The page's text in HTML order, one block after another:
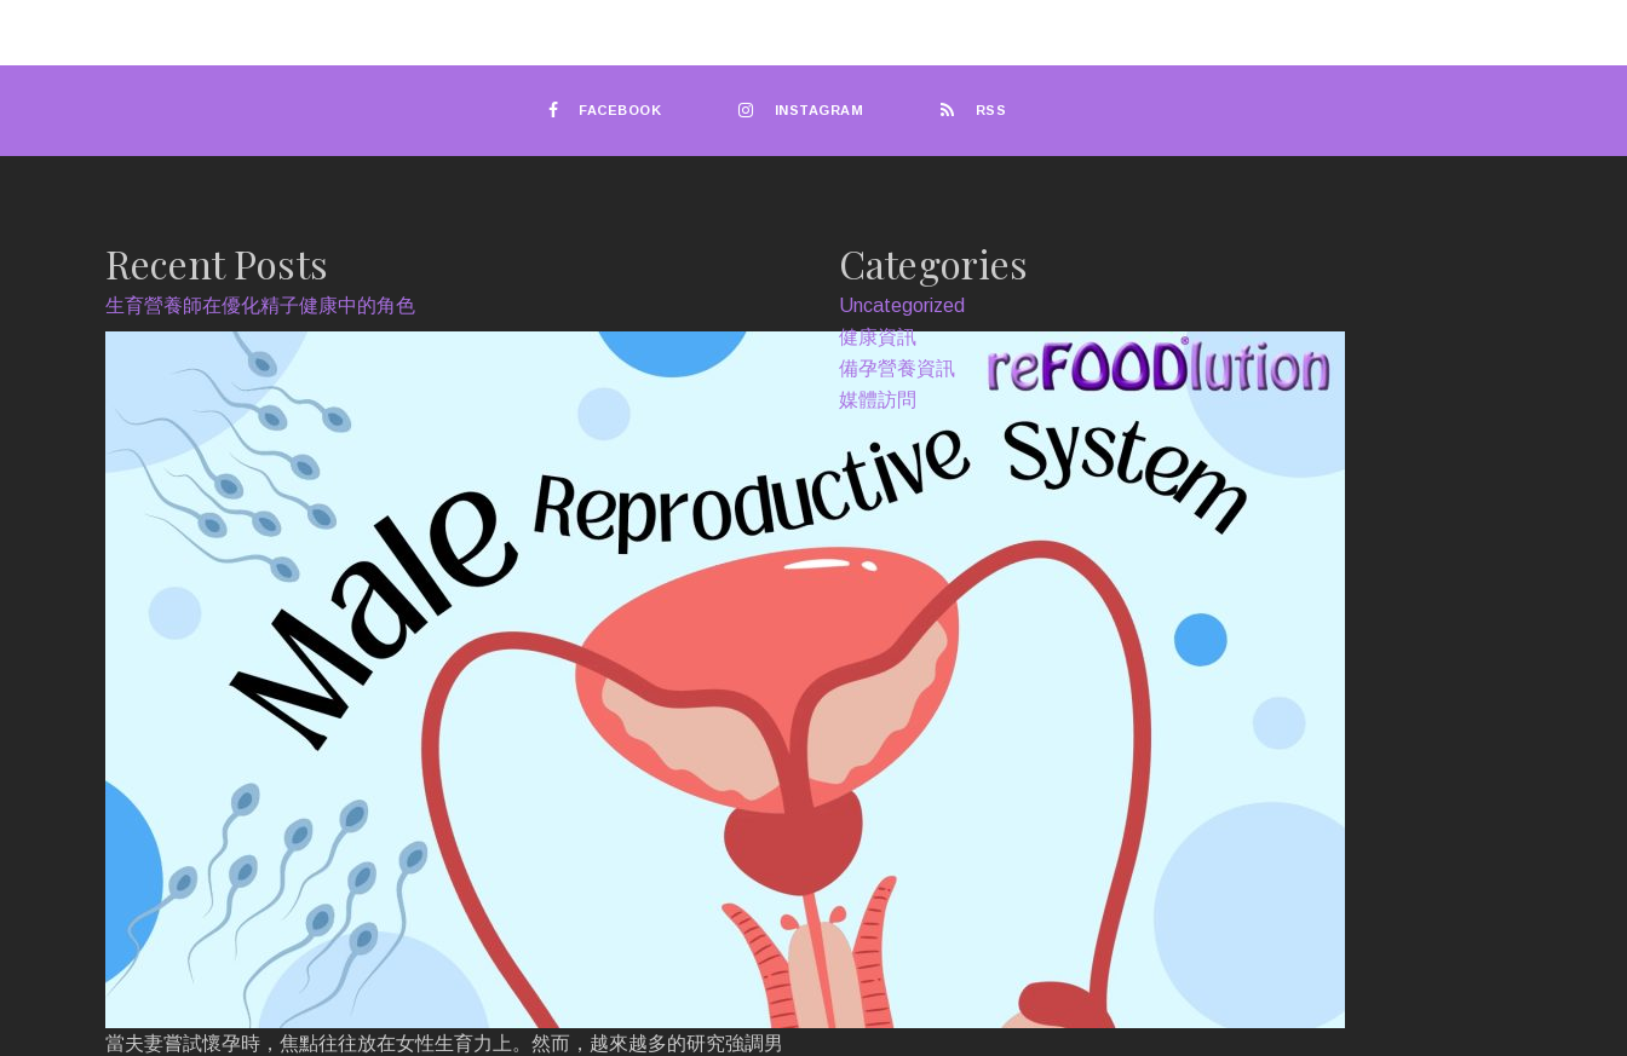
FACEBOOK INSTAGRAM RSS
Recent Posts
生育營養師在優化精子健康中的角色
當夫妻嘗試懷孕時，焦點往往放在女性生育力上。然而，越來越多的研究強調男
Categories
Uncategorized
健康資訊
備孕營養資訊
媒體訪問